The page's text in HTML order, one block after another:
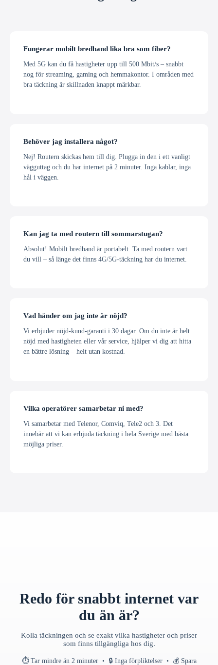
Fungerar mobilt bredband lika bra som fiber?
Med 5G kan du få hastigheter upp till 500 Mbit/s – snabbt
nog för streaming, gaming och hemmakontor. I områden med
bra täckning är skillnaden knappt märkbar.
Behöver jag installera något?
Nej! Routern skickas hem till dig. Plugga in den i ett vanligt
vägguttag och du har internet på 2 minuter. Inga kablar, inga
hål i väggen.
Kan jag ta med routern till sommarstugan?
Absolut! Mobilt bredband är portabelt. Ta med routern vart
du vill – så länge det finns 4G/5G-täckning har du internet.
Vad händer om jag inte är nöjd?
Vi erbjuder nöjd-kund-garanti i 30 dagar. Om du inte är helt
nöjd med hastigheten eller vår service, hjälper vi dig att hitta
en bättre lösning – helt utan kostnad.
Vilka operatörer samarbetar ni med?
Vi samarbetar med Telenor, Comviq, Tele2 och 3. Det
innebär att vi kan erbjuda täckning i hela Sverige med bästa
möjliga priser.
Redo för snabbt internet var
du än är?
Kolla täckningen och se exakt vilka hastigheter och priser
som finns tillgängliga hos dig.
⏱ Tar mindre än 2 minuter • 🔒 Inga förpliktelser • 💰 Spara